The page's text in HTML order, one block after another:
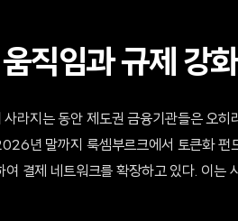
직임과 규제 강화
라지는 동안 제도권 금융기관들은 오
년 말까지 룩셈부르크에서 토큰화 펀
결제 네트워크를 확장하고 있다. 이는